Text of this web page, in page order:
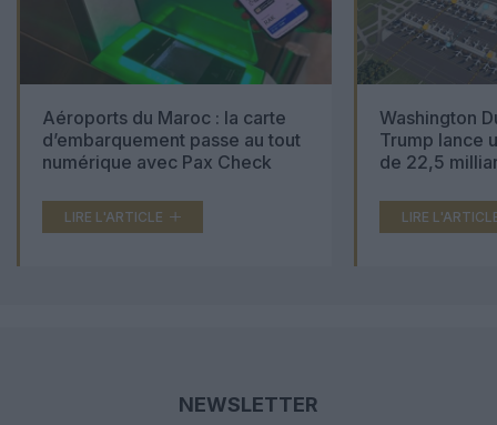
Aéroports du Maroc : la carte
d’embarquement passe au tout
numérique avec Pax Check
LIRE L'ARTICLE
Washington
Trump lance
de 22,5
LIRE
NEWSLETTER